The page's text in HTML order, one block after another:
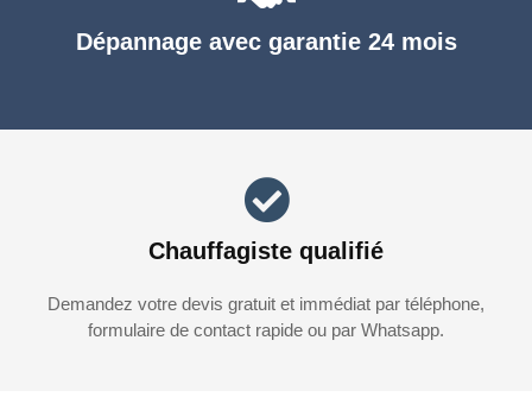
Dépannage avec garantie 24 mois
Chauffagiste qualifié
Demandez votre devis gratuit et immédiat par téléphone,
formulaire de contact rapide ou par Whatsapp.